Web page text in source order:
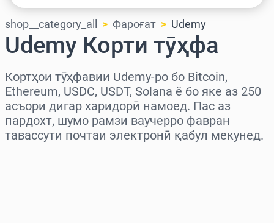
shop__category_all Фароғат Udemy
Udemy Корти тӯҳфа
Кортҳои тӯҳфавии Udemy-ро бо Bitcoin,
Ethereum, USDC, USDT, Solana ё бо яке аз 250
асъори дигар харидорӣ намоед. Пас аз
пардохт, шумо рамзи ваучерро фавран
тавассути почтаи электронӣ қабул мекунед.